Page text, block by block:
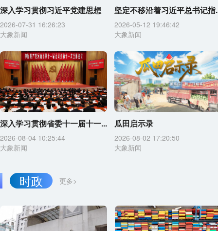
深入学习贯彻习近平党建思想
2026-07-31 16:26:23
大象新闻
坚定不移沿着习近平总书记指
2026-05-12 19:46:42
大象新闻
深入学习贯彻省委十一届十一...
2026-08-04 10:25:44
大象新闻
瓜田启示录
2026-08-02 17:20:50
大象新闻
更多>
时政